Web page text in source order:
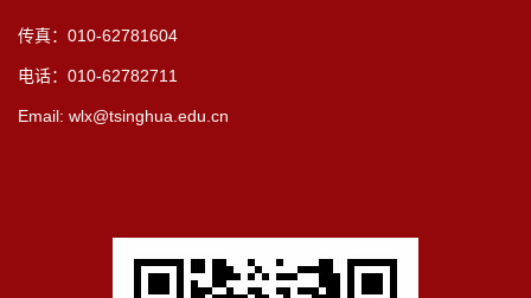
传真：010-62781604
电话：010-62782711
Email: wlx@tsinghua.edu.cn